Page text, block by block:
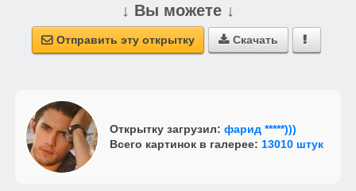
↓ Вы можете ↓
 Отправить эту открытку  Скачать 
Открытку загрузил: фарид *****)))
Всего картинок в галерее: 13010 штук